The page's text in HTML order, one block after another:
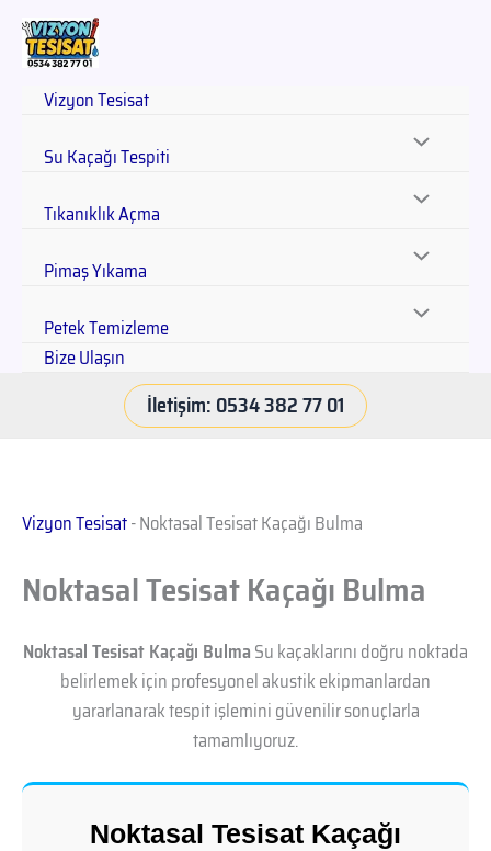
Vizyon Tesisat
Su Kaçağı Tespiti
Tıkanıklık Açma
Pimaş Yıkama
Petek Temizleme
Bize Ulaşın
İletişim: 0534 382 77 01
Vizyon Tesisat-Noktasal Tesisat Kaçağı Bulma
Noktasal Tesisat Kaçağı Bulma
Noktasal Tesisat Kaçağı BulmaSu kaçaklarını doğru noktada
belirlemek için profesyonel akustik ekipmanlardan
yararlanarak tespit işlemini güvenilir sonuçlarla
tamamlıyoruz.
Noktasal Tesisat Kaçağı